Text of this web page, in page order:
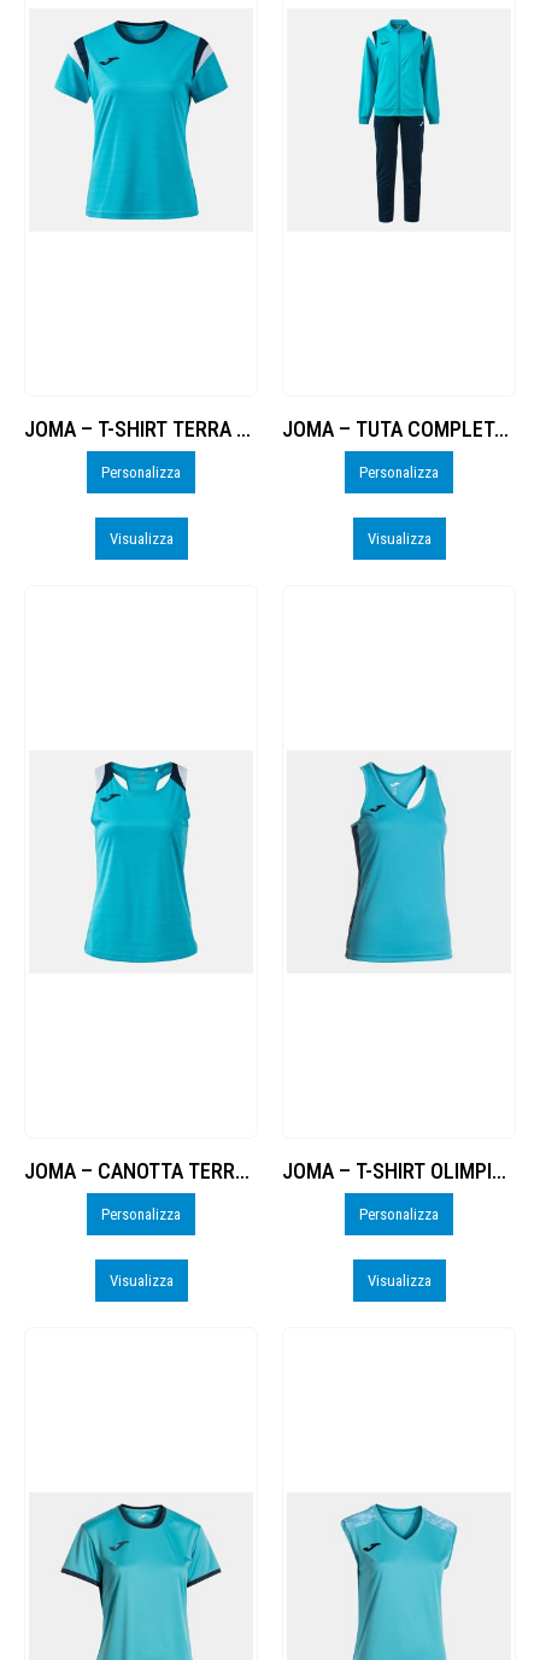
JOMA – T-SHIRT TERRA DANUBIO DONNA – PERSO
Personalizza
Visualizza
JOMA – TUTA COMPLETA TERRA DANUBIO DONNA – PERSO
Personalizza
Visualizza
JOMA – CANOTTA TERRA DANUBIO DONNA – PERSO
Personalizza
Visualizza
JOMA – T-SHIRT OLIMPIADA – PERSO
Personalizza
Visualizza